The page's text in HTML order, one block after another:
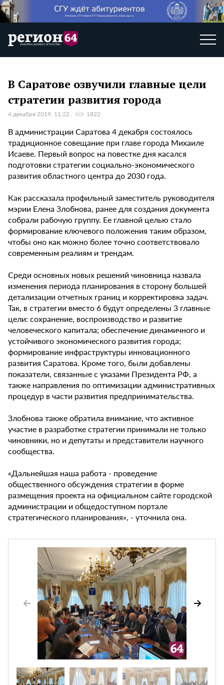
В Саратове озвучили главные цели
стратегии развития города
4 декабря 2019, 11:22 1822
В администрации Саратова 4 декабря состоялось
традиционное совещание при главе города Михаиле
Исаеве. Первый вопрос на повестке дня касался
подготовки стратегии социально-экономического
развития областного центра до 2030 года.
Как рассказала профильный заместитель руководителя
мэрии Елена Злобнова, ранее для создания документа
собрали рабочую группу. Ее главной целью стало
формирование ключевого положения таким образом,
чтобы оно как можно более точно соответствовало
современным реалиям и трендам.
Среди основных новых решений чиновница назвала
изменения периода планирования в сторону большей
детализации отчетных границ и корректировка задач.
Так, в стратегии вместо 6 будут определены 3 главные
цели: сохранение, воспроизводство и развитие
человеческого капитала; обеспечение динамичного и
устойчивого экономического развития города;
формирование инфраструктуры инновационного
развития Саратова. Кроме того, были добавлены
показатели, связанные с указами Президента РФ, а
также направления по оптимизации административных
процедур в части развития предпринимательства.
Злобнова также обратила внимание, что активное
участие в разработке стратегии принимали не только
чиновники, но и депутаты и представители научного
сообщества.
«Дальнейшая наша работа - проведение
общественного обсуждения стратегии в форме
размещения проекта на официальном сайте городской
администрации и общедоступном портале
стратегического планирования», - уточнила она.